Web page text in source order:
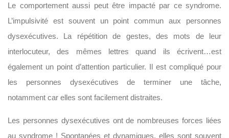
Le comportement aussi peut être impacté par ce syndrome.
L’impulsivité est souvent un point commun aux personnes
dysexécutives. La répétition de gestes, des mots de leur
interlocuteur, des mêmes lettres quand ils écrivent…est
également un point d’attention particulier. Il est compliqué pour
les personnes dysexécutives de terminer une tâche,
notamment car elles sont facilement distraites.
Les personnes dysexécutives ont de nombreuses forces liées
au syndrome ! Spontanées et dynamiques, elles sont souvent